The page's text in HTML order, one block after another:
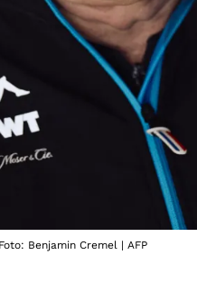
Benjamin Cremel | AFP